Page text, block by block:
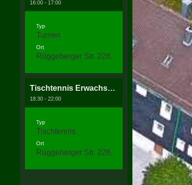
16:00 - 17:00
Typ
Turnen
Ort
Rüggeberger Str. 228, 58256 Ennepetal
Tischtennis Erwachsenentraining
18:30 - 22:00
Typ
Tischtennis
Ort
Rüggeberger Str. 228, 58256 Ennepetal